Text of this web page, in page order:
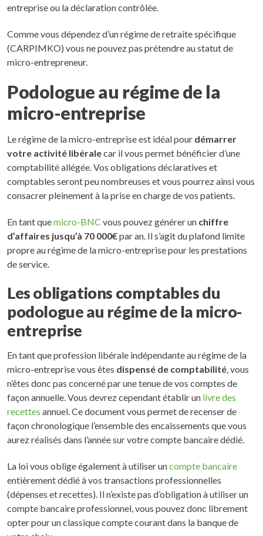
entreprise ou la déclaration contrôlée.
Comme vous dépendez d’un régime de retraite spécifique
(CARPIMKO) vous ne pouvez pas prétendre au statut de
micro-entrepreneur.
Podologue au régime de la
micro-entreprise
Le régime de la micro-entreprise est idéal pour démarrer
votre activité libéralecar il vous permet bénéficier d’une
comptabilité allégée. Vos obligations déclaratives et
comptables seront peu nombreuses et vous pourrez ainsi vous
consacrer pleinement à la prise en charge de vos patients.
En tant quemicro-BNC vous pouvez générer un chiffre
d’affaires jusqu’à 70 000€par an. Il s’agit du plafond limite
propre au régime de la micro-entreprise pour les prestations
de service.
Les obligations comptables du
podologue au régime de la micro-
entreprise
En tant que profession libérale indépendante au régime de la
micro-entreprise vous êtes dispensé de comptabilité, vous
n’êtes donc pas concerné par une tenue de vos comptes de
façon annuelle. Vous devrez cependant établir un livre des
recettes annuel. Ce document vous permet de recenser de
façon chronologique l’ensemble des encaissements que vous
aurez réalisés dans l’année sur votre compte bancaire dédié.
La loi vous oblige également à utiliser uncompte bancaire
entièrement dédié à vos transactions professionnelles
(dépenses et recettes). Il n’existe pas d’obligation à utiliser un
compte bancaire professionnel, vous pouvez donc librement
opter pour un classique compte courant dans la banque de